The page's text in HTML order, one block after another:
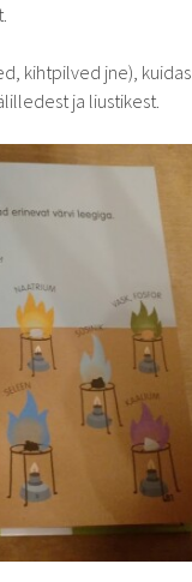
kihtpilved jne), kuidas
ja liustikest.